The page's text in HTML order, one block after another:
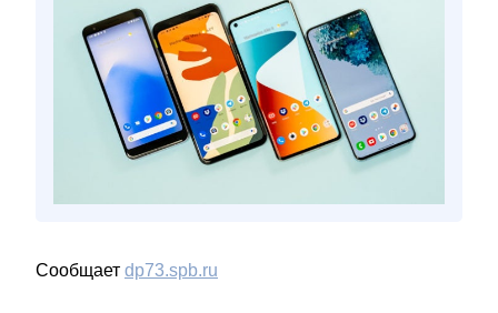
Сообщает dp73.spb.ru